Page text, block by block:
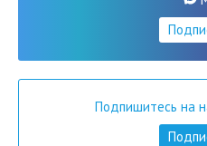
Подпишитесь на